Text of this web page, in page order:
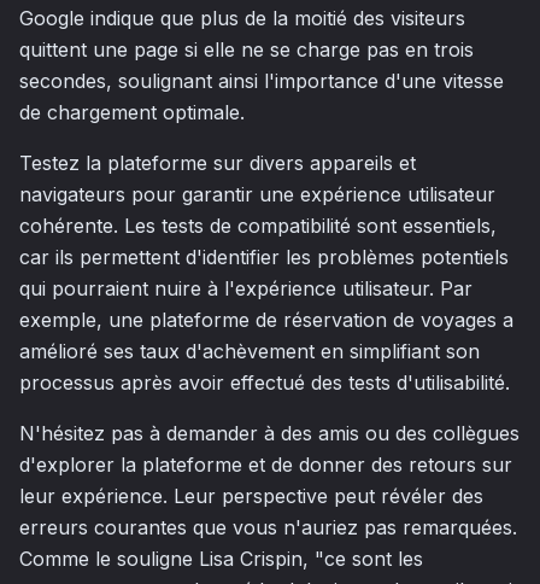
Google indique que plus de la moitié des visiteurs
quittent une page si elle ne se charge pas en trois
secondes, soulignant ainsi l'importance d'une vitesse
de chargement optimale.
Testez la plateforme sur divers appareils et
navigateurs pour garantir une expérience utilisateur
cohérente. Les tests de compatibilité sont essentiels,
car ils permettent d'identifier les problèmes potentiels
qui pourraient nuire à l'expérience utilisateur. Par
exemple, une plateforme de réservation de voyages a
amélioré ses taux d'achèvement en simplifiant son
processus après avoir effectué des tests d'utilisabilité.
N'hésitez pas à demander à des amis ou des collègues
d'explorer la plateforme et de donner des retours sur
leur expérience. Leur perspective peut révéler des
erreurs courantes que vous n'auriez pas remarquées.
Comme le souligne Lisa Crispin, "ce sont les